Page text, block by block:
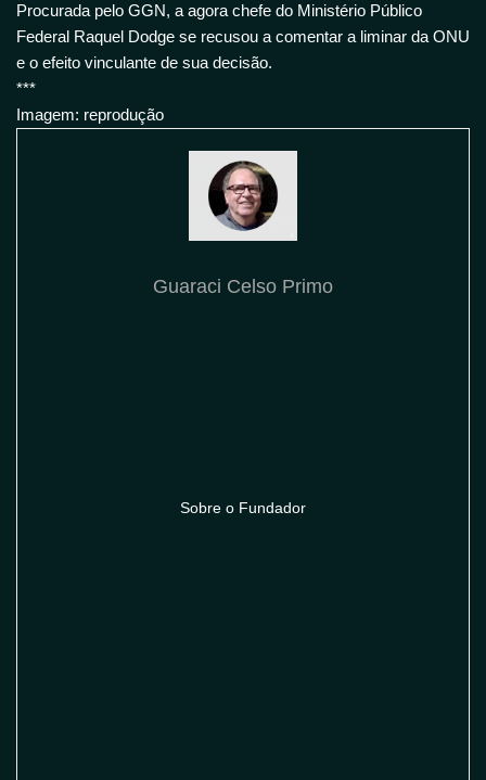
Procurada pelo GGN, a agora chefe do Ministério Público
Federal Raquel Dodge se recusou a comentar a liminar da ONU
e o efeito vinculante de sua decisão.
***
Imagem: reprodução
Guaraci Celso Primo
Sobre o Fundador